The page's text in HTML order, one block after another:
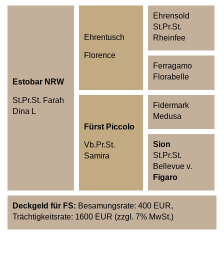
Estobar NRW
St.Pr.St. Farah
Dina L
Ehrentusch
Florence
Ehrensold
St.Pr.St.
Rheinfee
Ferragamo
Florabelle
Fürst Piccolo
Vb.Pr.St.
Samira
Fidermark
Medusa
Sion
St.Pr.St.
Bellevue v.
Figaro
Deckgeld für FS: Besamungsrate: 400 EUR,
Trächtigkeitsrate: 1600 EUR (zzgl. 7% MwSt.)